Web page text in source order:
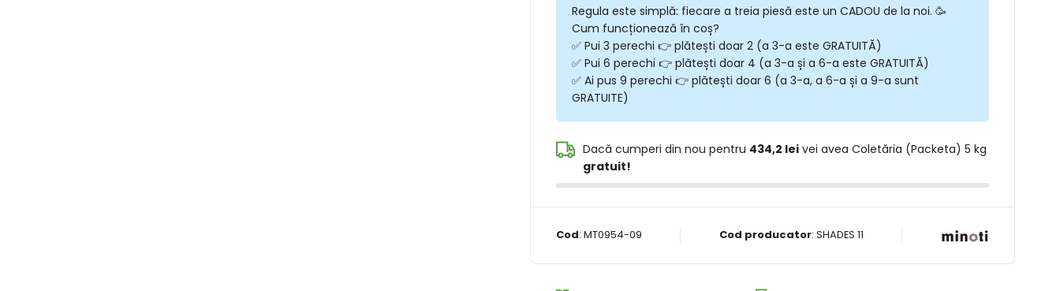
Regula este simplă: fiecare a treia piesă este un CADOU de la noi. 🥳
Cum funcționează în coș?
✅ Pui 3 perechi 👉 plătești doar 2 (a 3-a este GRATUITĂ)
✅ Pui 6 perechi 👉 plătești doar 4 (a 3-a și a 6-a este GRATUITĂ)
✅ Ai pus 9 perechi 👉 plătești doar 6 (a 3-a, a 6-a și a 9-a sunt
GRATUITE)
Dacă cumperi din nou pentru 434,2 leivei avea Coletăria (Packeta) 5 kg
gratuit!
Cod: MT0954-09 Cod producator: SHADES 11